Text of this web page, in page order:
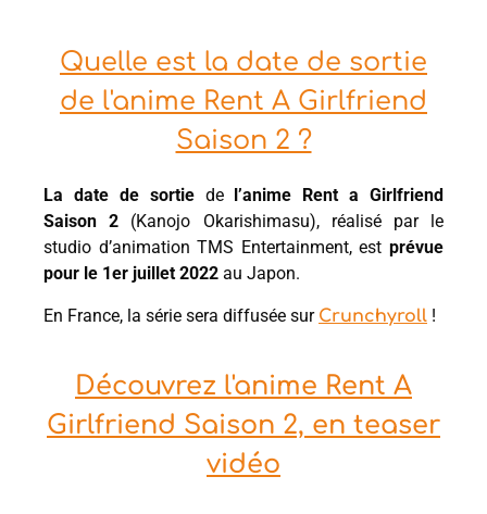
Quelle est la date de sortie
de l'anime Rent A Girlfriend
Saison 2 ?
La date de sortiede
l’anime Rent a Girlfriend
Saison 2 (Kanojo Okarishimasu), réalisé par le
studio d’animation TMS Entertainment, est prévue
pour le 1er juillet 2022 au Japon.
En France, la série sera diffusée sur Crunchyroll !
Découvrez l'anime Rent A
Girlfriend Saison 2, en teaser
vidéo